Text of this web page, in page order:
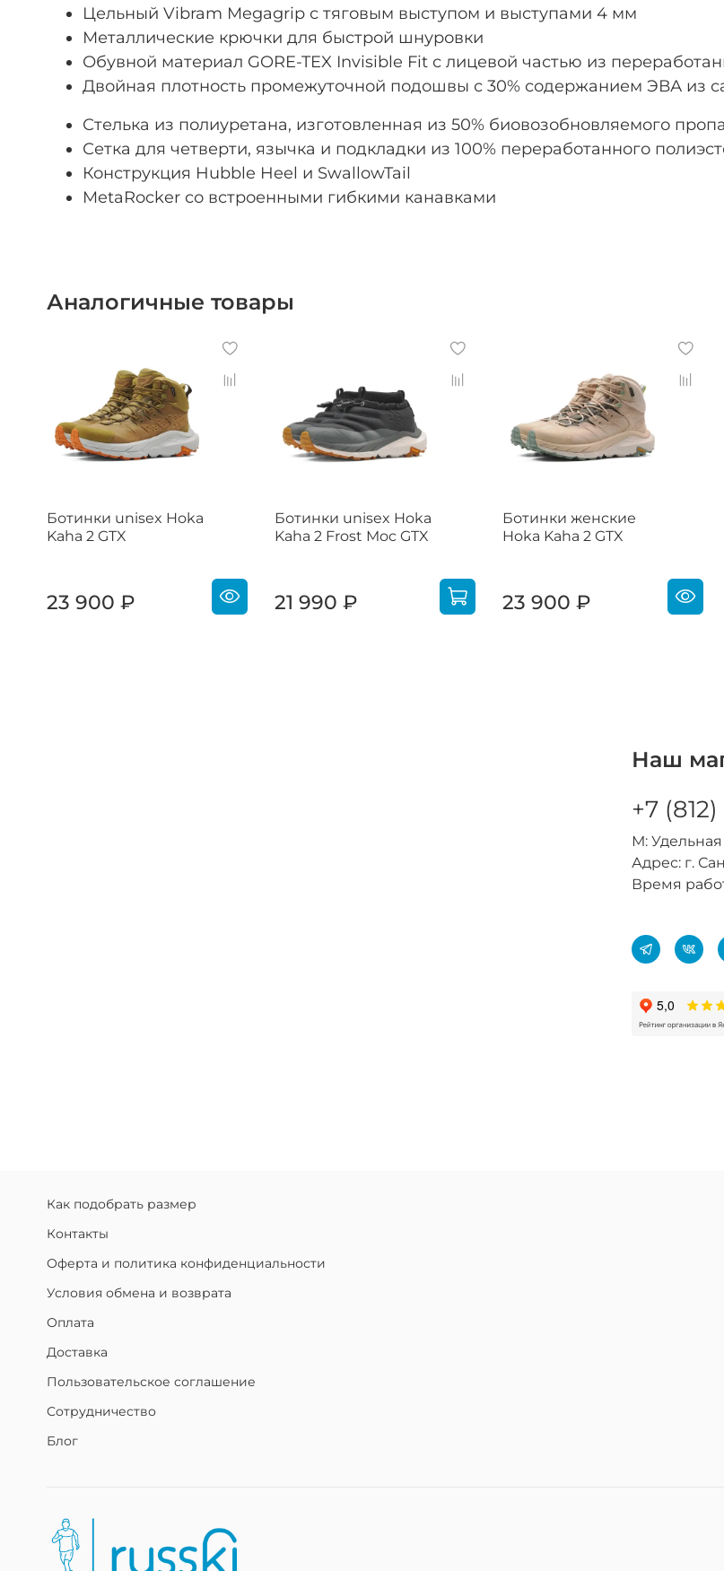
Цельный Vibram Megagrip с тяговым выступом и выступами 4 мм
Металлические крючки для быстрой шнуровки
Обувной материал GORE-TEX Invisible Fit с лицевой частью из
Двойная плотность промежуточной подошвы с 30% содержанием ЭВА из
Стелька из полиуретана, изготовленная из 50% биовозобновляемого
Сетка для четверти, язычка и подкладки из 100% переработанного
Конструкция Hubble Heel и SwallowTail
MetaRocker со встроенными гибкими канавками
Аналогичные товары
Ботинки unisex Hoka
Kaha 2 GTX
23 900 ₽
Ботинки unisex Hoka
Kaha 2 Frost Moc GTX
21 990 ₽
Ботинки женские
Hoka Kaha 2 GTX
23 900 ₽
Наш
+7
М: Удельная
Адрес: г.
Время
Как подобрать размер
Контакты
Оферта и политика конфиденциальности
Условия обмена и возврата
Оплата
Доставка
Пользовательское соглашение
Сотрудничество
Блог